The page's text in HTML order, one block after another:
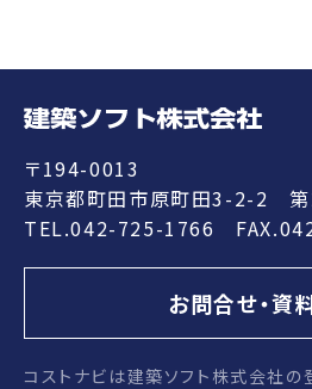
〒194-0013
東京都町田市原町田3-2-2 第
TEL.042-725-1766
お問合せ・資
コストナビは建築ソフト株式会社の